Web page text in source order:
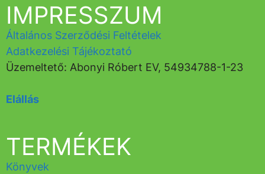
TERMÉKEK
Könyvek
IMPRESSZUM
Általános Szerződési Feltételek
Adatkezelési Tájékoztató
Üzemeltető: Abonyi Róbert EV, 54934788-1-23
Elállás